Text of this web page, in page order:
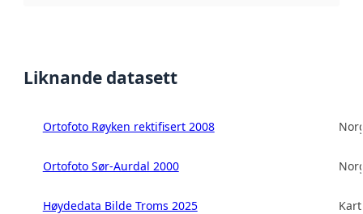
Liknande datasett
Ortofoto Røyken rektifisert 2008
Ortofoto Sør-Aurdal 2000
Høydedata Bilde Troms 2025